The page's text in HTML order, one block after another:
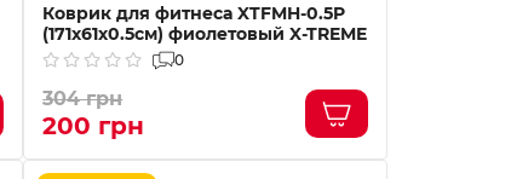
Коврик для фитнеса XTFMH-0.5P
(171х61х0.5см) фиолетовый X-TREME
0
304 грн
200 грн